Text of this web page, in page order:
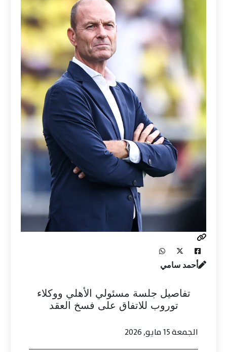
أحمد سامي
تفاصيل جلسة مسئولي الأهلي ووكلاء
توروب للاتفاق على فسخ العقد
الجمعة 15 مايو, 2026